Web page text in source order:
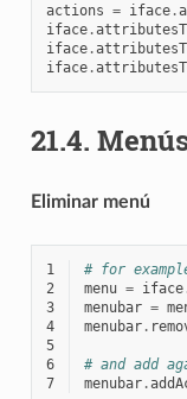
actions = iface.
iface.
iface.
iface.
21.4.
Eliminar menú
1
# for
2
menu = iface
3
menubar =
4
menubar.
5
6
# and add
7
menubar.